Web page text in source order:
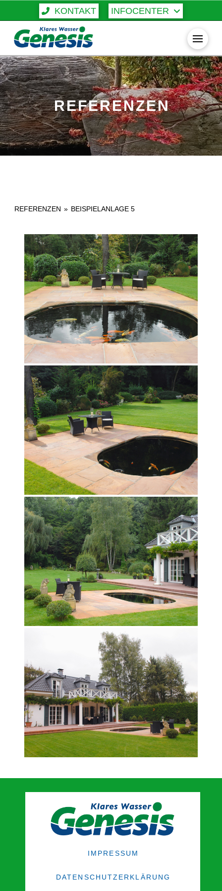
KONTAKT INFOCENTER
REFERENZEN
REFERENZEN » BEISPIELANLAGE 5
IMPRESSUM
DATENSCHUTZERKLÄRUNG